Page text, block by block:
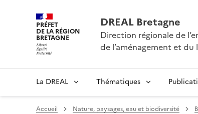
PRÉFET
DE LA RÉGION
BRETAGNE
DREAL Bretagne
Direction régionale de
de l’aménagement et du
La DREAL Thématiques
Accueil Nature, paysages, eau et biodiversité